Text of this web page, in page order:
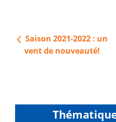
Navigation
de
Saison 2021-2022 : un
vent de nouveauté!